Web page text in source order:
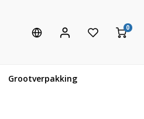
0
Grootverpakking